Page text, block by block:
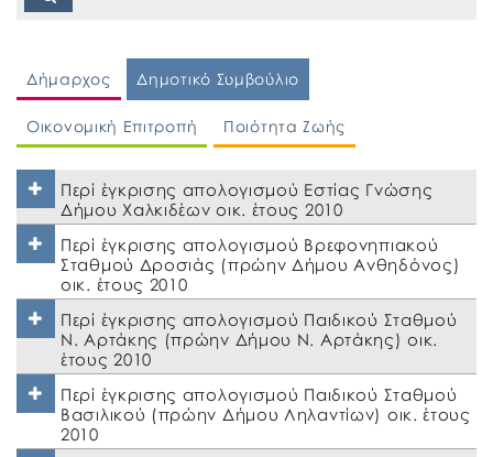
Δήμαρχος Δημοτικό Συμβούλιο
Οικονομική Επιτροπή Ποιότητα Ζωής
Περί έγκρισης απολογισμού Εστίας Γνώσης
Δήμου Χαλκιδέων οικ. έτους 2010
Περί έγκρισης απολογισμού Βρεφονηπιακού
Σταθμού Δροσιάς (πρώην Δήμου Ανθηδόνος)
οικ. έτους 2010
Περί έγκρισης απολογισμού Παιδικού Σταθμού
Ν. Αρτάκης (πρώην Δήμου Ν. Αρτάκης) οικ.
έτους 2010
Περί έγκρισης απολογισμού Παιδικού Σταθμού
Βασιλικού (πρώην Δήμου Ληλαντίων) οικ. έτους
2010